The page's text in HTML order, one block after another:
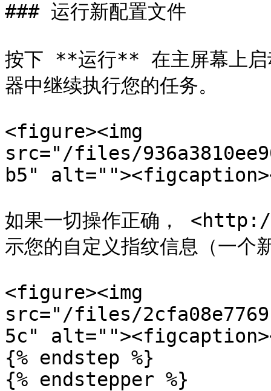
### 运行新配置文件
按下 **运行** 在主屏幕上启
器中继续执行您的任务。
<figure><img
src="/files/
b5"
如果一切操作正确，
示您的自定义指纹信息（一个
<figure><img
src="/files/
5c"
{% endstep %}
{% endstepper %}